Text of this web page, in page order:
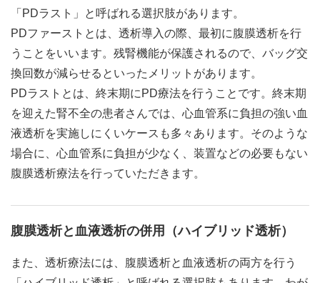
「PDラスト」と呼ばれる選択肢があります。
PDファーストとは、透析導入の際、最初に腹膜透析を行
うことをいいます。残腎機能が保護されるので、バッグ交
換回数が減らせるといったメリットがあります。
PDラストとは、終末期にPD療法を行うことです。終末期
を迎えた腎不全の患者さんでは、心血管系に負担の強い血
液透析を実施しにくいケースも多々あります。そのような
場合に、心血管系に負担が少なく、装置などの必要もない
腹膜透析療法を行っていただきます。
腹膜透析と血液透析の併用（ハイブリッド透析）
また、透析療法には、腹膜透析と血液透析の両方を行う